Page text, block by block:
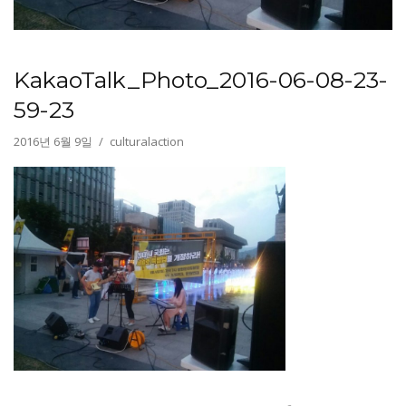
KakaoTalk_Photo_2016-06-08-23-
59-23
2016년 6월 9일 culturalaction